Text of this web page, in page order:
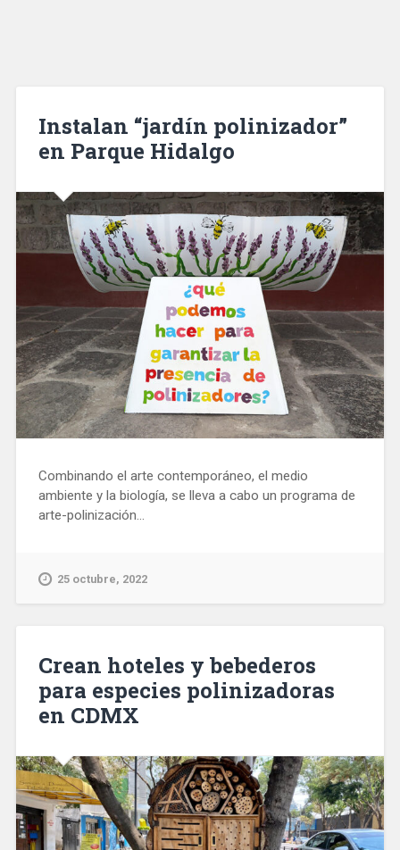
Instalan “jardín polinizador”
en Parque Hidalgo
Combinando el arte contemporáneo, el medio
ambiente y la biología, se lleva a cabo un programa de
arte-polinización...
25 octubre, 2022
Crean hoteles y bebederos
para especies polinizadoras
en CDMX